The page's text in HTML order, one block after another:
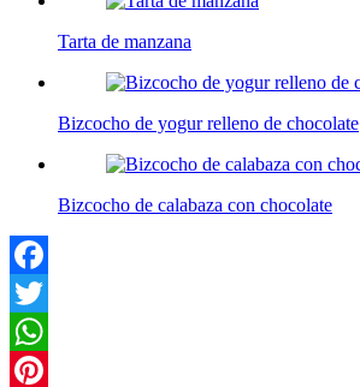
Tarta de manzana
Bizcocho de yogur relleno de chocolate
Bizcocho de calabaza con chocolate
Facebook
Twitter
WhatsApp